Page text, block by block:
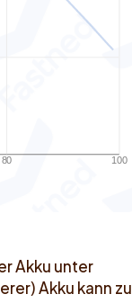
80 100
Akku unter
Akku kann zu